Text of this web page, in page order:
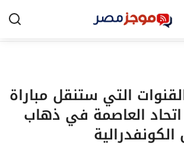
التي ستنقل مباراة
العاصمة في ذهاب